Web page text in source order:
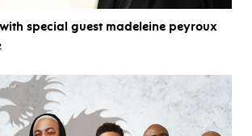
special guest madeleine peyroux